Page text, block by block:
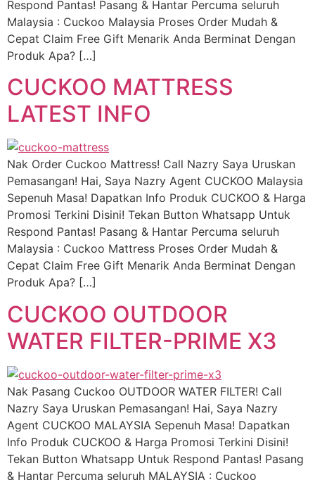
Respond Pantas! Pasang & Hantar Percuma seluruh
Malaysia : Cuckoo Malaysia Proses Order Mudah &
Cepat Claim Free Gift Menarik Anda Berminat Dengan
Produk Apa? […]
CUCKOO MATTRESS
LATEST INFO
Nak Order Cuckoo Mattress! Call Nazry Saya Uruskan
Pemasangan! Hai, Saya Nazry Agent CUCKOO Malaysia
Sepenuh Masa! Dapatkan Info Produk CUCKOO & Harga
Promosi Terkini Disini! Tekan Button Whatsapp Untuk
Respond Pantas! Pasang & Hantar Percuma seluruh
Malaysia : Cuckoo Mattress Proses Order Mudah &
Cepat Claim Free Gift Menarik Anda Berminat Dengan
Produk Apa? […]
CUCKOO OUTDOOR
WATER FILTER-PRIME X3
Nak Pasang Cuckoo OUTDOOR WATER FILTER! Call
Nazry Saya Uruskan Pemasangan! Hai, Saya Nazry
Agent CUCKOO MALAYSIA Sepenuh Masa! Dapatkan
Info Produk CUCKOO & Harga Promosi Terkini Disini!
Tekan Button Whatsapp Untuk Respond Pantas! Pasang
& Hantar Percuma seluruh MALAYSIA : Cuckoo